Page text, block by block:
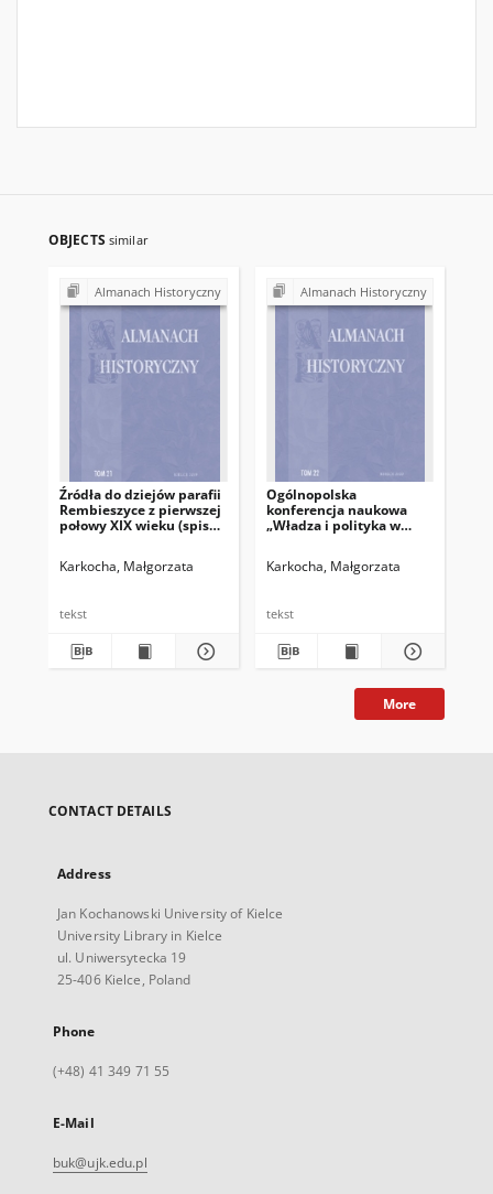
OBJECTS similar
Almanach Historyczny
Źródła do dziejów parafii
Rembieszyce z pierwszej
połowy XIX wieku (spis
dziekańskiej)
Karkocha, Małgorzata
tekst
Almanach Historyczny
Ogólnopolska
konferencja naukowa
„Władza i polityka w
wewnętrzne”, Łódź, 10–11
Karkocha, Małgorzata
tekst
More
CONTACT DETAILS
Address
Jan Kochanowski University of Kielce
University Library in Kielce
ul. Uniwersytecka 19
25-406 Kielce, Poland
Phone
(+48) 41 349 71 55
E-Mail
buk@ujk.edu.pl